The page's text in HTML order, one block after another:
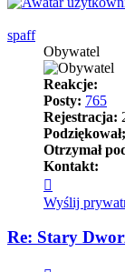
spaff
Obywatel
Reakcje:
Posty: 765
Rejestracja:
Otrzymał
Kontakt:
się
z
Wyślij
Re: Stary